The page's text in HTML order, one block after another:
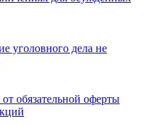
уголовного дела не
обязательной оферты